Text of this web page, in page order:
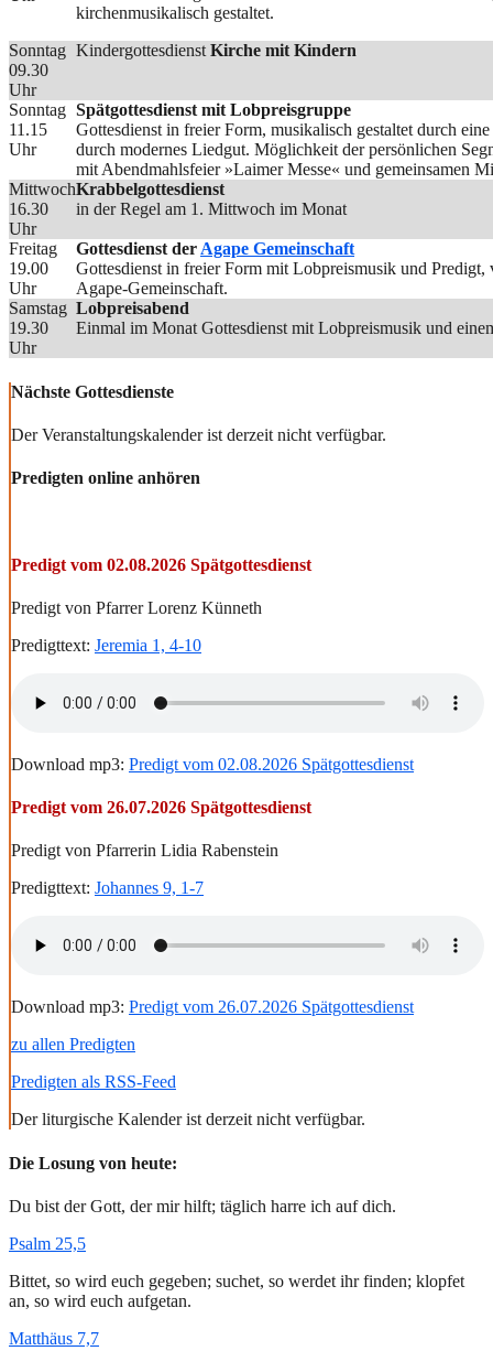
kirchenmusikalisch gestaltet.
Sonntag
09.30
Uhr
Kindergottesdienst Kirche mit Kindern
Sonntag
11.15
Uhr
Spätgottesdienst mit Lobpreisgruppe
Gottesdienst in freier Form, musikalisch gestaltet durch
durch modernes Liedgut. Möglichkeit der persönlichen
mit Abendmahlsfeier »Laimer Messe« und gemeinsamen
Mittwoch
16.30
Uhr
Krabbelgottesdienst
in der Regel am 1. Mittwoch im Monat
Freitag
19.00
Uhr
Gottesdienst der Agape Gemeinschaft
Gottesdienst in freier Form mit Lobpreismusik und Predigt,
Agape-Gemeinschaft.
Samstag
19.30
Uhr
Lobpreisabend
Einmal im Monat Gottesdienst mit Lobpreismusik und
Nächste Gottesdienste
Der Veranstaltungskalender ist derzeit nicht verfügbar.
Predigten online anhören
Predigt vom 02.08.2026 Spätgottesdienst
Predigt von Pfarrer Lorenz Künneth
Predigttext: Jeremia 1, 4-10
Download mp3: Predigt vom 02.08.2026 Spätgottesdienst
Predigt vom 26.07.2026 Spätgottesdienst
Predigt von Pfarrerin Lidia Rabenstein
Predigttext: Johannes 9, 1-7
Download mp3: Predigt vom 26.07.2026 Spätgottesdienst
zu allen Predigten
Predigten als RSS-Feed
Der liturgische Kalender ist derzeit nicht verfügbar.
Die Losung von heute:
Du bist der Gott, der mir hilft; täglich harre ich auf dich.
Psalm 25,5
Bittet, so wird euch gegeben; suchet, so werdet ihr finden; klopfet
an, so wird euch aufgetan.
Matthäus 7,7